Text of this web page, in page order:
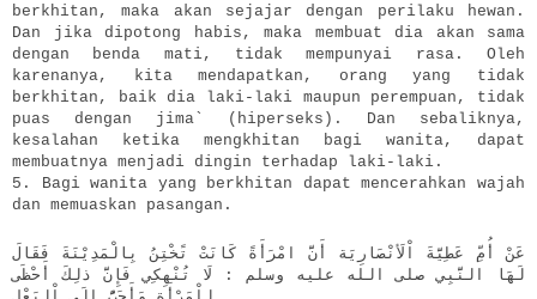
berkhitan, maka akan sejajar dengan perilaku hewan.
Dan jika dipotong habis, maka membuat dia akan sama
dengan benda mati, tidak mempunyai rasa. Oleh
karenanya, kita mendapatkan, orang yang tidak
berkhitan, baik dia laki-laki maupun perempuan, tidak
puas dengan jima` (hiperseks). Dan sebaliknya,
kesalahan ketika mengkhitan bagi wanita, dapat
membuatnya menjadi dingin terhadap laki-laki.
5. Bagi wanita yang berkhitan dapat mencerahkan wajah
dan memuaskan pasangan.
عَنْ أُمِّ عَطِيَّةَ اْلَأنْصَارِيَة أَنَّ امْرَأَةً كَانَتْ تًخْتِنُ بِالْمَدِيْنَةَ فَقَالَ
لَهَا النَّبِي صلى الله عليه وسلم : لَا تُنْهِكِي فَإِنَّ ذلِكَ أَحْظَى